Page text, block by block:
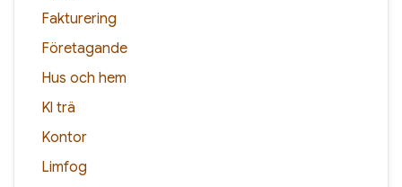
Fakturering
Företagande
Hus och hem
Kl trä
Kontor
Limfog